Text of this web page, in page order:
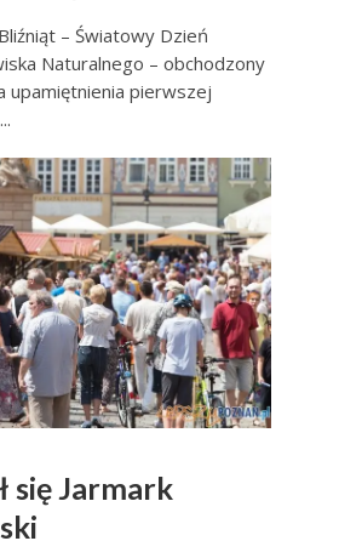
– Światowy Dzień
Naturalnego – obchodzony
upamiętnienia pierwszej
się Jarmark